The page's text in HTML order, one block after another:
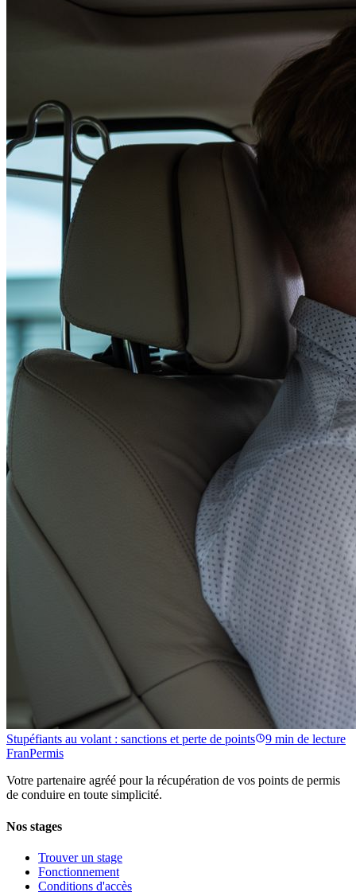
Stupéfiants au volant : sanctions et perte de points 9 min de lecture
FranPermis
Votre partenaire agréé pour la récupération de vos points de permis
de conduire en toute simplicité.
Nos stages
Trouver un stage
Fonctionnement
Conditions d'accès